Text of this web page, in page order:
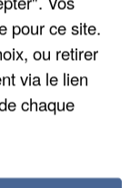
pour ce site.
ou retirer
via le lien
chaque